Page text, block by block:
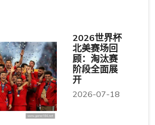
2026世界杯
北美赛场回
顾：淘汰赛
阶段全面展
开
2026-07-18